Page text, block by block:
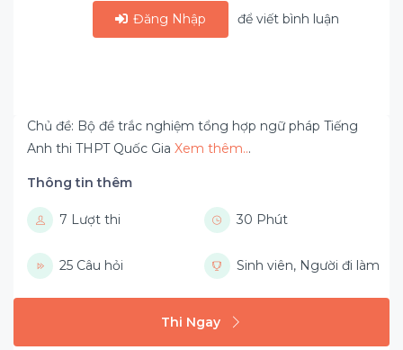
Đăng Nhập để viết bình luận
Chủ đề: Bộ đề trắc nghiệm tổng hợp ngữ pháp Tiếng
Anh thi THPT Quốc Gia Xem thêm...
Thông tin thêm
7 Lượt thi 30 Phút
25 Câu hỏi Sinh viên, Người đi làm
Thi Ngay